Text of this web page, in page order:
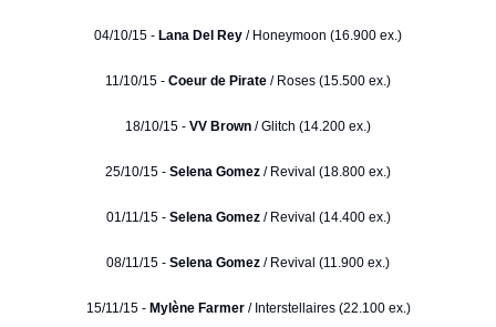
04/10/15 - Lana Del Rey / Honeymoon (16.900 ex.)
11/10/15 - Coeur de Pirate / Roses (15.500 ex.)
18/10/15 - VV Brown / Glitch (14.200 ex.)
25/10/15 - Selena Gomez / Revival (18.800 ex.)
01/11/15 - Selena Gomez/ Revival (14.400 ex.)
08/11/15 - Selena Gomez / Revival (11.900 ex.)
15/11/15 - Mylène Farmer/ Interstellaires (22.100 ex.)